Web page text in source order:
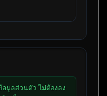
อมูลส่วนตัว ไม่ต้องลง